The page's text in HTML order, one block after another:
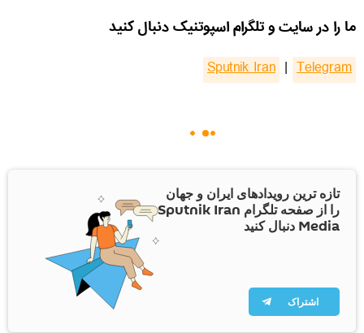
ما را در سایت و تلگرام اسپوتنیک دنبال کنید
Sputnik Iran | Telegram
تازه ترین رویدادهای ایران و جهان
را از صفحه تلگرام Sputnik Iran
Media دنبال کنید
اشتراک